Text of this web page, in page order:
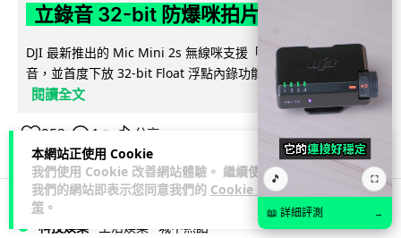
本網站正使用 Cookie
我們使用 Cookie 改善網站體驗。 繼續使用
我們的網站即表示您同意我們的 Cookie 政
策 。
立錄音 32-bit 防爆咪拍片必備
DJI 最新推出的 Mic Mini 2s 無線咪支援「四發一收」分軌錄
音，並首度下放 32-bit Float 浮點內錄功能。本文經實測其...
閱讀全文
253 1 ↗ 分享
科技娛樂 生活娛樂 城中熱話
🎵 ⛶
📖 詳細評測 →